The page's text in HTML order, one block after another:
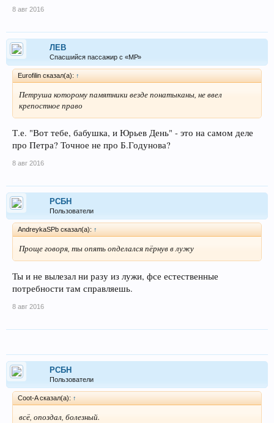
8 авг 2016
ЛEB
Спасшийся пассажир с «МР»
Eurofilin сказал(а): ↑
Петруша которому памятники везде понатыканы, не ввел
крепостное право
Т.е. "Вот тебе, бабушка, и Юрьев День" - это на самом деле
про Петра? Точное не про Б.Годунова?
8 авг 2016
РСБН
Пользователи
AndreykaSPb сказал(а): ↑
Проще говоря, ты опять опделался пёрнув в лужу
Ты и не вылезал ни разу из лужи, фсе естественные
потребности там справляешь.
8 авг 2016
РСБН
Пользователи
Coot-A сказал(а): ↑
всё, опоздал, болезный.